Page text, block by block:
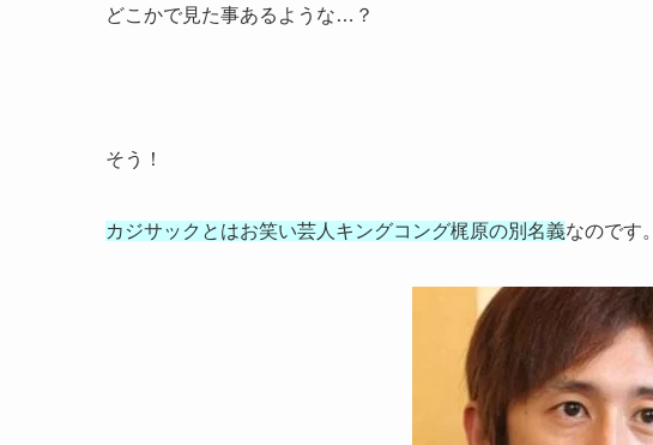
どこかで見た事あるような…？
そう！
カジサックとはお笑い芸人キングコング梶原の別名義なのです。